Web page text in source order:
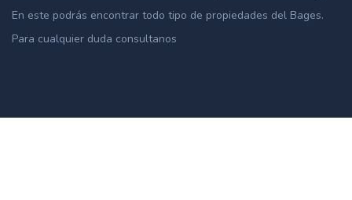
En este podrás encontrar todo tipo de propiedades del Bages.
Para cualquier duda consultanos